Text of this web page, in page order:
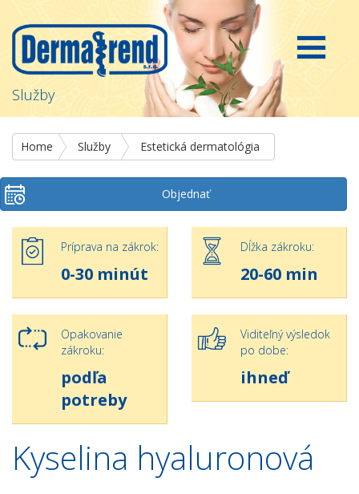
Služby
Home Služby Estetická dermatológia
Objednať
Príprava na zákrok:
0-30 minút
Dĺžka zákroku:
20-60 min
Opakovanie
zákroku:
podľa
potreby
Viditeľný výsledok
po dobe:
ihneď
Kyselina hyaluronová